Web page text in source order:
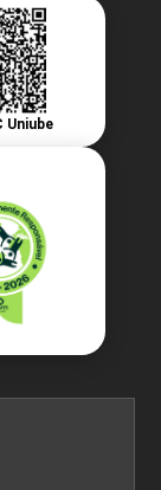
E
NA
Uniube